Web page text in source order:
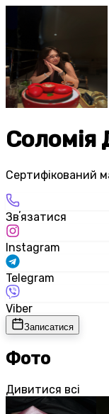
Соломія
Сертифікований
Звʼязатися
Instagram
Telegram
Viber
Записатися
Фото
Дивитися всі